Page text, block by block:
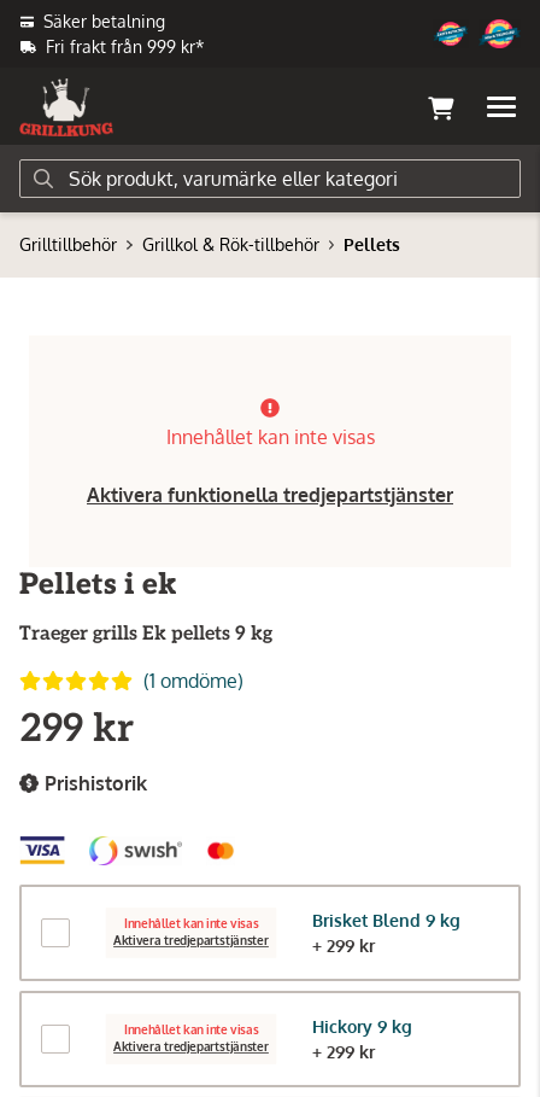
Säker betalning
Fri frakt från 999 kr*
Grilltillbehör Grillkol & Rök-tillbehör Pellets
Innehållet kan inte visas
Aktivera funktionella tredjepartstjänster
Pellets i ek
Traeger grills Ek pellets 9 kg
(1 omdöme)
299 kr
Prishistorik
Innehållet kan inte visas
Aktivera tredjepartstjänster
Brisket Blend 9 kg
+ 299 kr
Innehållet kan inte visas
Aktivera tredjepartstjänster
Hickory 9 kg
+ 299 kr